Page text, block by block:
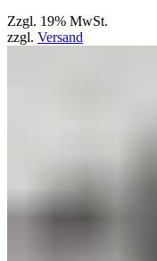
Zzgl. 19% MwSt.
zzgl. Versand